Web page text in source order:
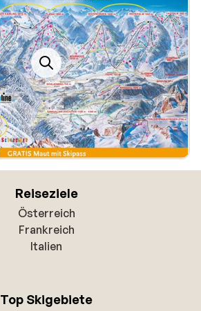
Reiseziele
Österreich
Frankreich
Italien
Top Skigebiete